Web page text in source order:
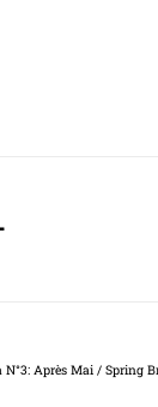
Après Mai / Spring